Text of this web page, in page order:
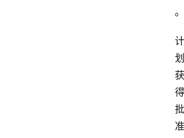
。
计
划
获
得
批
准